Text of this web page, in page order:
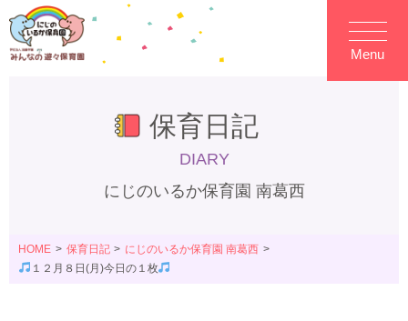
Menu
保育日記
DIARY
にじのいるか保育園 南葛西
HOME 保育日記
にじのいるか保育園 南葛西
１２月８日(月)今日の１枚